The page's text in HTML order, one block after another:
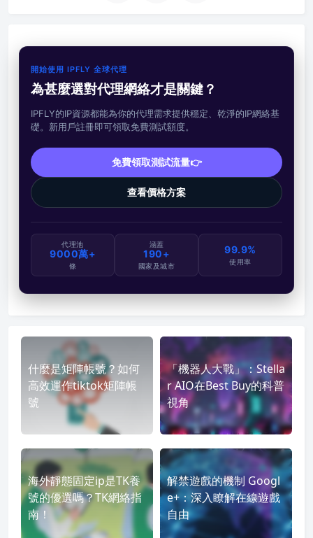
開始使用 IPFLY 全球代理
為甚麼選對代理網絡才是關鍵？
IPFLY的IP資源都能為你的代理需求提供穩定、乾淨的IP網絡基
礎。新用戶註冊即可領取免費測試額度。
免費領取測試流量👉
查看價格方案
代理池
9000萬+
條
涵蓋
190+
國家及城市
99.9%
使用率
什麼是矩陣帳號？如何
高效運作tiktok矩陣帳
號
「機器人大戰」：Stella
r AIO在Best Buy的科普
視角
海外靜態固定ip是TK養
號的優選嗎？TK網絡指
南！
解禁遊戲的機制 Googl
e+：深入瞭解在線遊戲
自由